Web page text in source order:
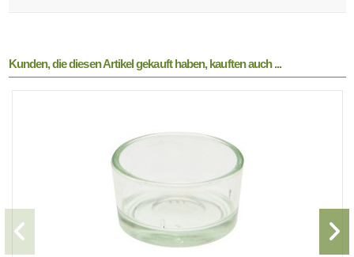
Kunden, die diesen Artikel gekauft haben, kauften auch ...